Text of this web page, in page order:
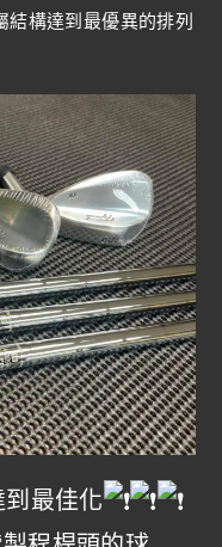
構達到最優異的排列
最佳化